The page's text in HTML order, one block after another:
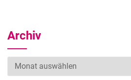
Archiv
Archiv